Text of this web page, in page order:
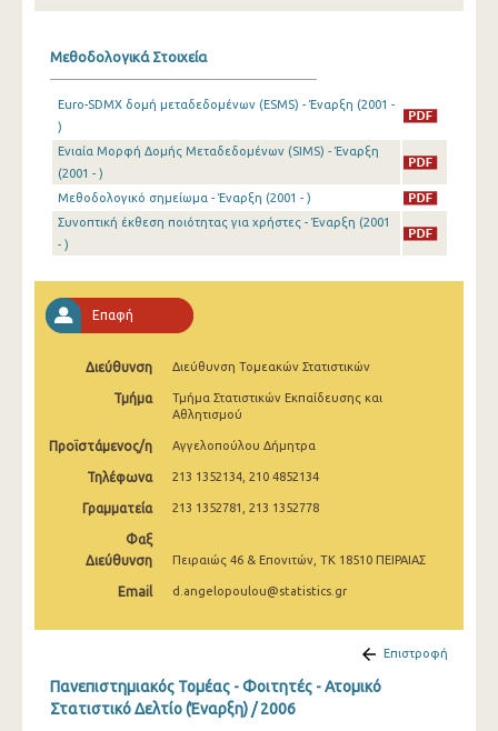
2008
2007
2006
2005
2003
2001
Μεθοδολογικά Στοιχεία
Euro-SDMX δομή μεταδεδομένων (ESMS) - Έναρξη (2001 -
)
Ενιαία Μορφή Δομής Μεταδεδομένων (SIMS) - Έναρξη
(2001 - )
Μεθοδολογικό σημείωμα - Έναρξη (2001 - )
Συνοπτική έκθεση ποιότητας για χρήστες - Έναρξη (2001
- )
Επαφή
Διεύθυνση Διεύθυνση Τομεακών Στατιστικών
Τμήμα
Τμήμα Στατιστικών Εκπαίδευσης και
Αθλητισμού
Προϊστάμενος/η Αγγελοπούλου Δήμητρα
Τηλέφωνα 213 1352134, 210 4852134
Γραμματεία 213 1352781, 213 1352778
Φαξ
Διεύθυνση
Πειραιώς 46 & Επονιτών, ΤΚ 18510 ΠΕΙΡΑΙΑΣ
Email d.angelopoulou@statistics.gr
Επιστροφή
Πανεπιστημιακός Τομέας - Φοιτητές - Ατομικό
Στατιστικό Δελτίο (Έναρξη) / 2006